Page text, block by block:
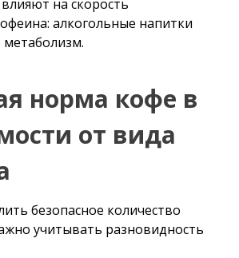
на скорость
алкогольные напитки
норма кофе в
от вида
безопасное количество
учитывать разновидность